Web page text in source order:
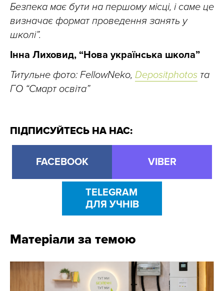
Безпека має бути на першому місці, і саме це
визначає формат проведення занять у
школі”.
Інна Лиховид, “Нова українська школа”
Титульне фото: FellowNeko, Depositphotos та
ГО “Смарт освіта”
ПІДПИСУЙТЕСЬ НА НАС:
FACEBOOK VIBER
TELEGRAM
ДЛЯ УЧНІВ
Матеріали за темою